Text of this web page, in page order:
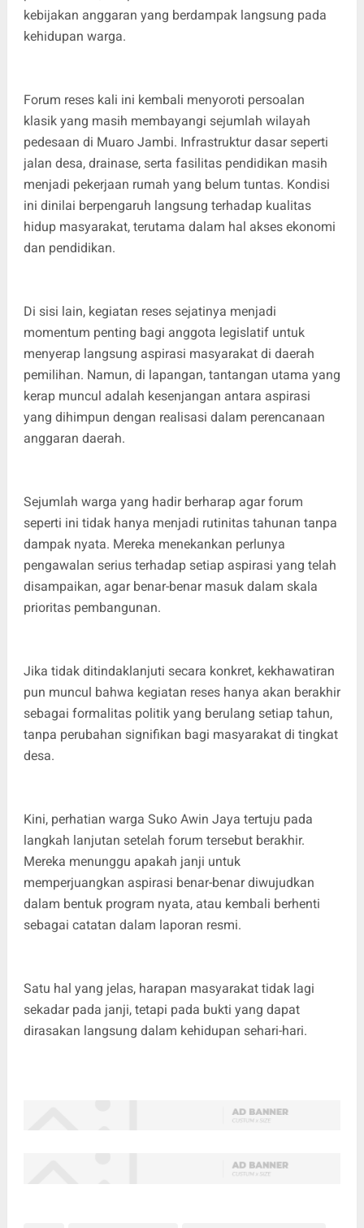
kebijakan anggaran yang berdampak langsung pada
kehidupan warga.
Forum reses kali ini kembali menyoroti persoalan
klasik yang masih membayangi sejumlah wilayah
pedesaan di Muaro Jambi. Infrastruktur dasar seperti
jalan desa, drainase, serta fasilitas pendidikan masih
menjadi pekerjaan rumah yang belum tuntas. Kondisi
ini dinilai berpengaruh langsung terhadap kualitas
hidup masyarakat, terutama dalam hal akses ekonomi
dan pendidikan.
Di sisi lain, kegiatan reses sejatinya menjadi
momentum penting bagi anggota legislatif untuk
menyerap langsung aspirasi masyarakat di daerah
pemilihan. Namun, di lapangan, tantangan utama yang
kerap muncul adalah kesenjangan antara aspirasi
yang dihimpun dengan realisasi dalam perencanaan
anggaran daerah.
Sejumlah warga yang hadir berharap agar forum
seperti ini tidak hanya menjadi rutinitas tahunan tanpa
dampak nyata. Mereka menekankan perlunya
pengawalan serius terhadap setiap aspirasi yang telah
disampaikan, agar benar-benar masuk dalam skala
prioritas pembangunan.
Jika tidak ditindaklanjuti secara konkret, kekhawatiran
pun muncul bahwa kegiatan reses hanya akan berakhir
sebagai formalitas politik yang berulang setiap tahun,
tanpa perubahan signifikan bagi masyarakat di tingkat
desa.
Kini, perhatian warga Suko Awin Jaya tertuju pada
langkah lanjutan setelah forum tersebut berakhir.
Mereka menunggu apakah janji untuk
memperjuangkan aspirasi benar-benar diwujudkan
dalam bentuk program nyata, atau kembali berhenti
sebagai catatan dalam laporan resmi.
Satu hal yang jelas, harapan masyarakat tidak lagi
sekadar pada janji, tetapi pada bukti yang dapat
dirasakan langsung dalam kehidupan sehari-hari.